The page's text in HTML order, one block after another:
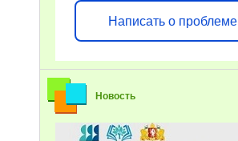
Написать о проблеме
Новость